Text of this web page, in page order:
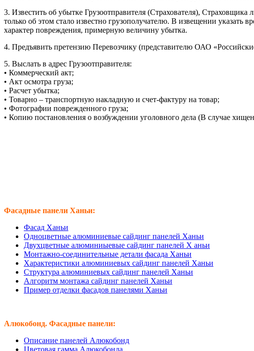
3. Известить об убытке Грузоотправителя (Страхователя),
только об этом стало известно грузополучателю. В извещении указать
характер повреждения, примерную величину убытка.
4. Предъявить претензию Перевозчику (представителю ОАО
5. Выслать в адрес Грузоотправителя:
• Коммерческий акт;
• Акт осмотра груза;
• Расчет убытка;
• Товарно – транспортную накладную и счет-фактуру на товар;
• Фотографии поврежденного груза;
• Копию постановления о возбуждении уголовного дела (В случае
Фасадные панели Ханьи:
Фасад Ханьи
Одноцветные алюминиевые сайдинг панелей Ханьи
Двухцветные алюминиыевые сайдинг панелей Х аньи
Монтажно-соединительные детали фасада Ханьи
Характеристики алюминиевых сайдинг панелей Ханьи
Структура алюминиевых сайдинг панелей Ханьи
Алгоритм монтажа сайдинг панелей Ханьи
Пример отделки фасадов панелями Ханьи
Алюкобонд. Фасадные панели:
Описание панелей Алюкобонд
Цветовая гамма Алюкобонда